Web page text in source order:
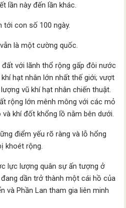
lần này đến lần khác.
tới con số 100 ngày.
là một cường quốc.
với lãnh thổ rộng gấp đôi nước
hạt nhân lớn nhất thế giới; vượt
vũ khí hạt nhân chiến thuật.
rộng lớn mênh mông với các mỏ
khí đốt khổng lồ nằm bên dưới.
điểm yếu rõ ràng và lỗ hổng
khoét rộng.
lực lượng quân sự ấn tượng ở
dần trở thành một cái hồ của
và Phần Lan tham gia liên minh